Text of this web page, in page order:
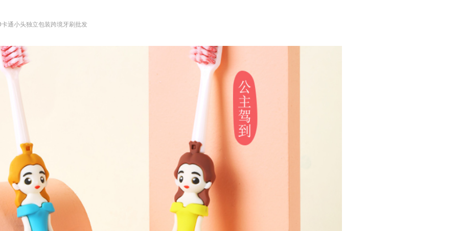
通小头独立包装跨境牙刷批发